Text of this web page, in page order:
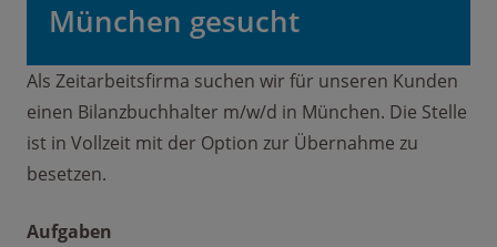
München gesucht
Als Zeitarbeitsfirma suchen wir für unseren Kunden
einen Bilanzbuchhalter m/w/d in München. Die Stelle
ist in Vollzeit mit der Option zur Übernahme zu
besetzen.
Aufgaben